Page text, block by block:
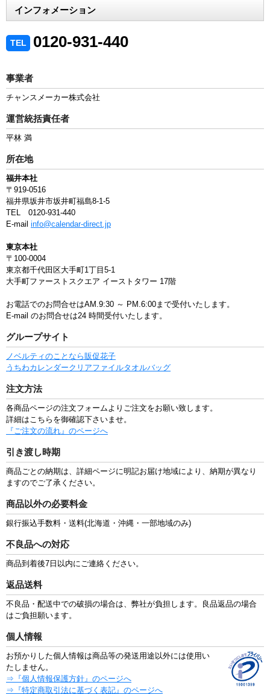
インフォメーション
TEL 0120-931-440
事業者
チャンスメーカー株式会社
運営統括責任者
平林 満
所在地
福井本社
〒919-0516
福井県坂井市坂井町福島8-1-5
TEL 0120-931-440
E-mail info@calendar-direct.jp
東京本社
〒100-0004
東京都千代田区大手町1丁目5-1
大手町ファーストスクエア イーストタワー 17階
お電話でのお問合せはAM.9:30 ～ PM.6:00まで受付いたします。
E-mail のお問合せは24 時間受付いたします。
グループサイト
ノベルティのことなら販促花子
うちわカレンダークリアファイルタオルバッグ
注文方法
各商品ページの注文フォームよりご注文をお願い致します。
詳細はこちらを御確認下さいませ。
『ご注文の流れ』のページへ
引き渡し時期
商品ごとの納期は、詳細ページに明記お届け地域により、納期が異なり
ますのでご了承ください。
商品以外の必要料金
銀行振込手数料・送料(北海道・沖縄・一部地域のみ)
不良品への対応
商品到着後7日以内にご連絡ください。
返品送料
不良品・配送中での破損の場合は、弊社が負担します。良品返品の場合
はご負担願います。
個人情報
お預かりした個人情報は商品等の発送用途以外には使用い
たしません。
⇒『個人情報保護方針』のページへ
⇒『特定商取引法に基づく表記』のページへ